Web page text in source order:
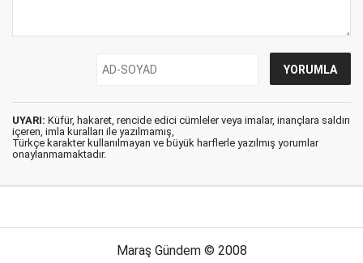
UYARI: Küfür, hakaret, rencide edici cümleler veya imalar, inançlara saldırı
içeren, imla kuralları ile yazılmamış,
Türkçe karakter kullanılmayan ve büyük harflerle yazılmış yorumlar
onaylanmamaktadır.
Maraş Gündem © 2008